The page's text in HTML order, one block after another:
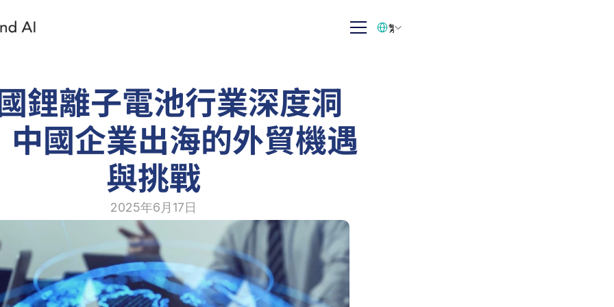
鋰離子電池行業深度洞
中國企業出海的外貿機遇
與挑戰
2025年6月17日
繁体中文